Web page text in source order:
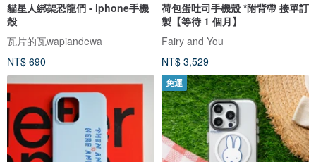
貓星人綁架恐龍們 - iphone手機
殼
瓦片的瓦wapiandewa
NT$ 690
荷包蛋吐司手機殼 *附背帶 接單訂
製【等待 1 個月】
Fairy and You
NT$ 3,529
免運